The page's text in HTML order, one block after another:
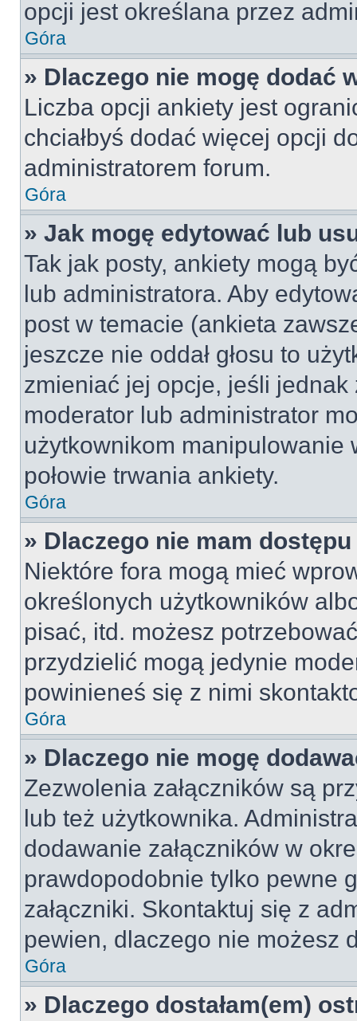
opcji jest określana przez
Góra
» Dlaczego nie mogę dodać
Liczba opcji ankiety jest
chciałbyś dodać więcej opcji
administratorem forum.
Góra
» Jak mogę edytować lub
Tak jak posty, ankiety mogą
lub administratora. Aby
post w temacie (ankieta
jeszcze nie oddał głosu to
zmieniać jej opcje, jeśli jednak
moderator lub administrator
użytkownikom manipulowanie
połowie trwania ankiety.
Góra
» Dlaczego nie mam
Niektóre fora mogą mieć
określonych użytkowników
pisać, itd. możesz
przydzielić mogą jedynie
powinieneś się z nimi
Góra
» Dlaczego nie mogę
Zezwolenia załączników są
lub też użytkownika.
dodawanie załączników w
prawdopodobnie tylko pewne
załączniki. Skontaktuj się z
pewien, dlaczego nie możesz
Góra
» Dlaczego dostałam(em)